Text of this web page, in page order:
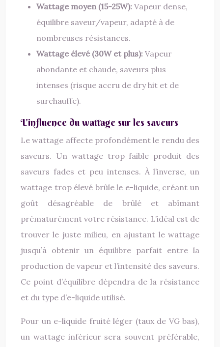
Wattage moyen (15-25W): Vapeur dense,
équilibre saveur/vapeur, adapté à de
nombreuses résistances.
Wattage élevé (30W et plus): Vapeur
abondante et chaude, saveurs plus
intenses (risque accru de dry hit et de
surchauffe).
L’influence du wattage sur les saveurs
Le wattage affecte profondément le rendu des
saveurs. Un wattage trop faible produit des
saveurs fades et peu intenses. À l’inverse, un
wattage trop élevé brûle le e-liquide, créant un
goût désagréable de brûlé et abîmant
prématurément votre résistance. L’idéal est de
trouver le juste milieu, en ajustant le wattage
jusqu’à obtenir un équilibre parfait entre la
production de vapeur et l’intensité des saveurs.
Ce point d’équilibre dépendra de la résistance
et du type d’e-liquide utilisé.
Pour un e-liquide fruité léger (taux de VG bas),
un wattage inférieur sera souvent préférable,